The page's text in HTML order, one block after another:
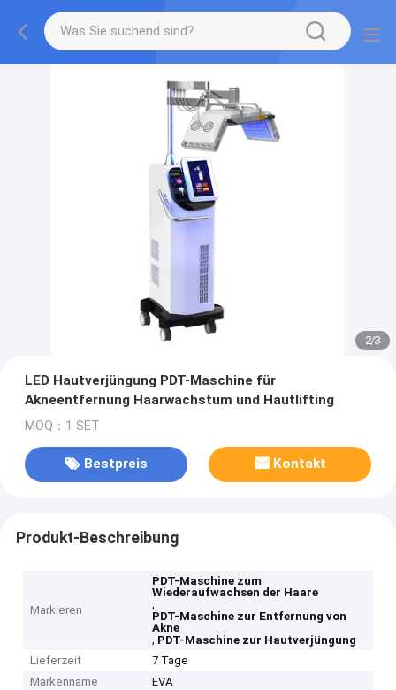
2/3
LED Hautverjüngung PDT-Maschine für
Akneentfernung Haarwachstum und Hautlifting
MOQ：1 SET
Bestpreis Kontakt
Produkt-Beschreibung
Markieren
PDT-Maschine zum
Wiederaufwachsen der Haare
,
PDT-Maschine zur Entfernung von
Akne
, PDT-Maschine zur Hautverjüngung
Lieferzeit
7 Tage
Markenname
EVA